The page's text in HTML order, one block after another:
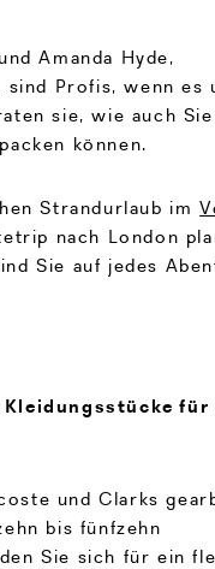
Amanda Hyde,
sind Profis, wenn es
sie, wie auch Sie
können.
Strandurlaub im
nach London
Sie auf jedes
für
und Clarks
bis fünfzehn
Sie sich für ein